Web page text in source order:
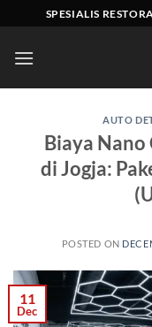
to
content
SPESIALIS
AUTO
Biaya
di Jogja:
POSTED ON
11
Dec